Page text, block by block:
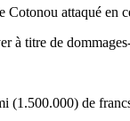
attaqué en
à titre de
(1.500.000) de